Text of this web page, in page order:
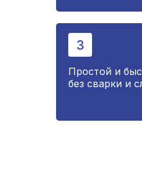
Простой и
без сварки и